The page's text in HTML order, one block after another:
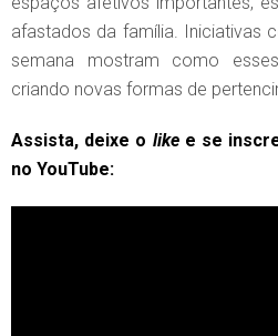
afastados da família. Iniciativas
semana mostram como
criando novas formas de
Assista, deixe o likee se
no YouTube: